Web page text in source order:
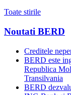
Toate stirile
Noutati BERD
Creditele
BERD este
Republica
Transilvania
BERD